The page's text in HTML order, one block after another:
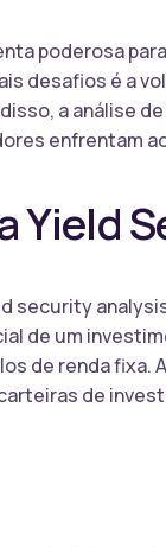
poderosa
desafios é a
a análise
enfrentam
Yield
security
de um
de renda fixa.
de